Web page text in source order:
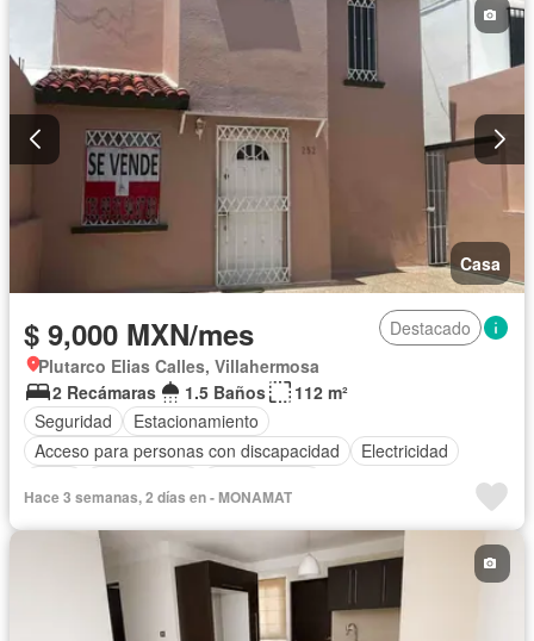
Casa
$ 9,000 MXN/mes
Destacado
Plutarco Elias Calles, Villahermosa
2 Recámaras
1.5 Baños
112 m²
Seguridad
Estacionamiento
Acceso para personas con discapacidad
Electricidad
Hace 3 semanas, 2 días en - MONAMAT